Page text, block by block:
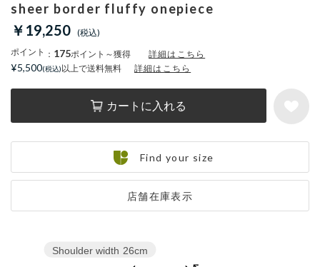
sheer border fluffy onepiece
￥19,250
ポイント ： 175ポイント～獲得 詳細はこちら
カートに入れる
店舗在庫表示
¥5,500 以上で送料無料 詳細はこちら
Find your size
Shoulder width 26cm